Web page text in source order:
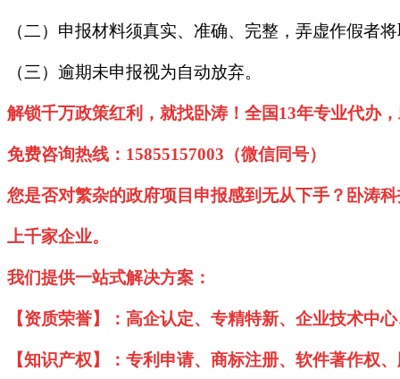
（二）申报材料须真实、准确、完整，弄虚作假者
（三）逾期未申报视为自动放弃。
解锁千万政策红利，就找卧涛！全国13年专业代办
免费咨询热线：15855157003（微信同号）
您是否对繁杂的政府项目申报感到无从下手？卧涛
上千家企业。
我们提供一站式解决方案：
【资质荣誉】：高企认定、专精特新、企业技术中
【知识产权】：专利申请、商标注册、软件著作权